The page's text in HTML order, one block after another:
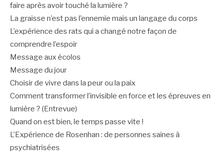
faire après avoir touché la lumière ?
La graisse n’est pas l’ennemie mais un langage du corps
L’expérience des rats qui a changé notre façon de
comprendre l’espoir
Message aux écolos
Message du jour
Choisir de vivre dans la peur ou la paix
Comment transformer l’invisible en force et les épreuves en
lumière ? (Entrevue)
Quand on est bien, le temps passe vite !
L’Expérience de Rosenhan : de personnes saines à
psychiatrisées